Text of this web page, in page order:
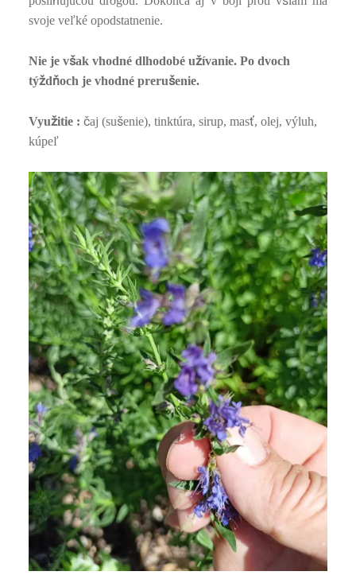
svoje veľké opodstatnenie.
Nie je však vhodné dlhodobé užívanie. Po dvoch
týždňoch je vhodné prerušenie.
Využitie : čaj (sušenie), tinktúra, sirup, masť, olej, výluh,
kúpeľ